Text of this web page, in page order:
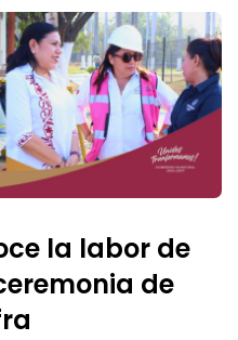
la labor de
de